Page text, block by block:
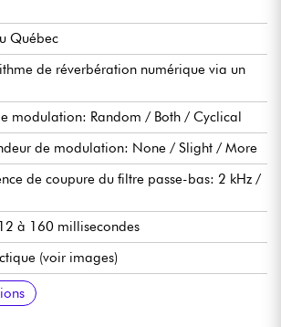
Québec
de réverbération numérique via un
modulation: Random / Both / Cyclical
de modulation: None / Slight / More
de coupure du filtre passe-bas: 2 kHz /
à 160 millisecondes
(voir images)
régulé 9-volt DC (centre négatif)
80 mA
tinyurl.com/hu6xm4tv)